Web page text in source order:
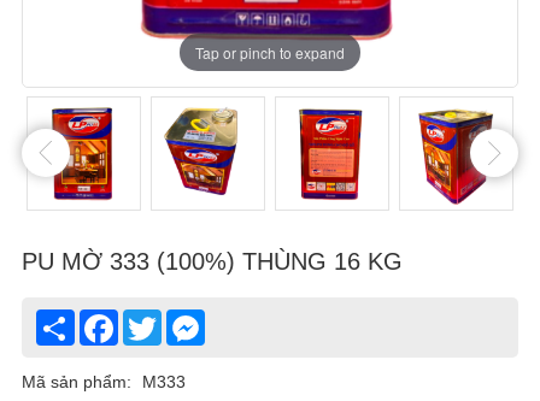
Tap or pinch to expand
Tap or pinch to expand
Tap or pinch to expand
Tap or pinch to expand
Tap or pinch to expand
PU MỜ 333 (100%) THÙNG 16 KG
ShareFacebook
TwitterMessenger
Mã sản phẩm: M333